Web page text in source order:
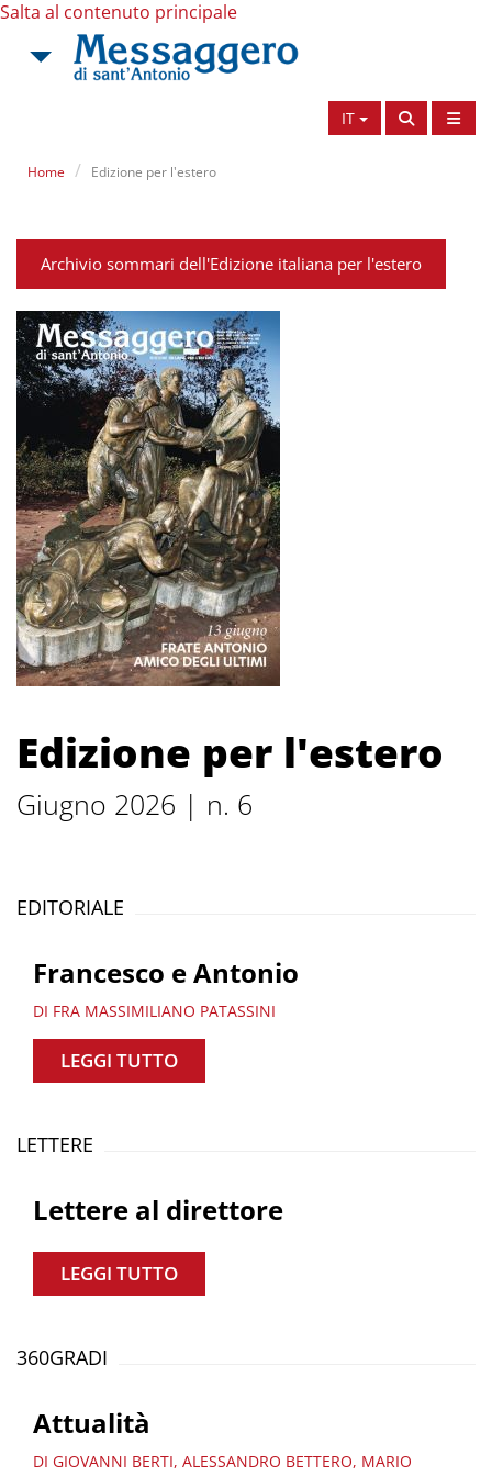
Salta al contenuto principale
IT
Home Edizione per l'estero
Archivio sommari dell'Edizione italiana per l'estero
Edizione per l'estero
Giugno 2026 | n. 6
EDITORIALE
Francesco e Antonio
DI FRA MASSIMILIANO PATASSINI
LEGGI TUTTO
LETTERE
Lettere al direttore
LEGGI TUTTO
360GRADI
Attualità
DI GIOVANNI BERTI, ALESSANDRO BETTERO, MARIO